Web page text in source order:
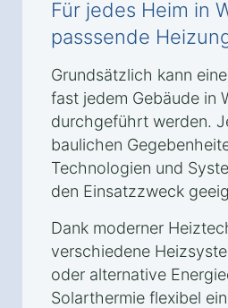
Für jedes Heim in
passsende
Grundsätzlich kann
fast jedem Gebäude in
durchgeführt werden.
baulichen
Technologien und
den Einsatzzweck
Dank moderner
verschiedene
oder alternative
Solarthermie flexibel